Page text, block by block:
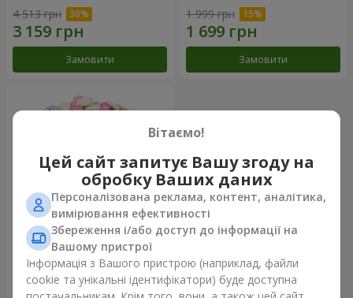
4 513 грн
Замовити
1 999 грн
Замовити
Букет "Tarnis"
5 691 грн
Вітаємо!
Цей сайт запитує Вашу згоду на
обробку Ваших даних
Персоналізована реклама, контент, аналітика,
вимірювання ефективності
Збереження і/або доступ до інформації на
Вашому пристрої
Інформація з Вашого пристрою (наприклад, файли
cookie та унікальні ідентифікатори) буде доступна